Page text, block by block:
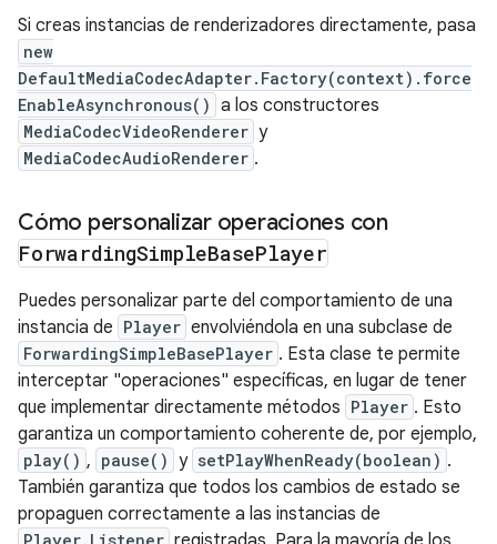
Si creas instancias de renderizadores directamente, pasa
new
DefaultMediaCodecAdapter.Factory(context).force
EnableAsynchronous() a los constructores
MediaCodecVideoRenderer y
MediaCodecAudioRenderer .
Cómo personalizar operaciones con
ForwardingSimpleBasePlayer
Puedes personalizar parte del comportamiento de una
instancia de Player envolviéndola en una subclase de
ForwardingSimpleBasePlayer . Esta clase te permite
interceptar "operaciones" específicas, en lugar de tener
que implementar directamente métodos Player . Esto
garantiza un comportamiento coherente de, por ejemplo,
play() , pause() y setPlayWhenReady(boolean) .
También garantiza que todos los cambios de estado se
propaguen correctamente a las instancias de